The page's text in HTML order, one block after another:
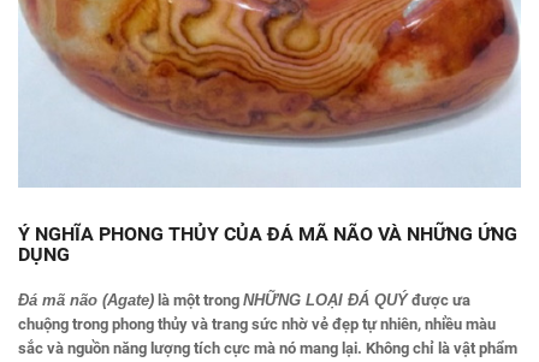
Ý NGHĨA PHONG THỦY CỦA ĐÁ MÃ NÃO VÀ NHỮNG ỨNG
DỤNG
Đá mã não (Agate) là một trong NHỮNG LOẠI ĐÁ QUÝđược ưa
chuộng trong phong thủy và trang sức nhờ vẻ đẹp tự nhiên, nhiều màu
sắc và nguồn năng lượng tích cực mà nó mang lại. Không chỉ là vật phẩm